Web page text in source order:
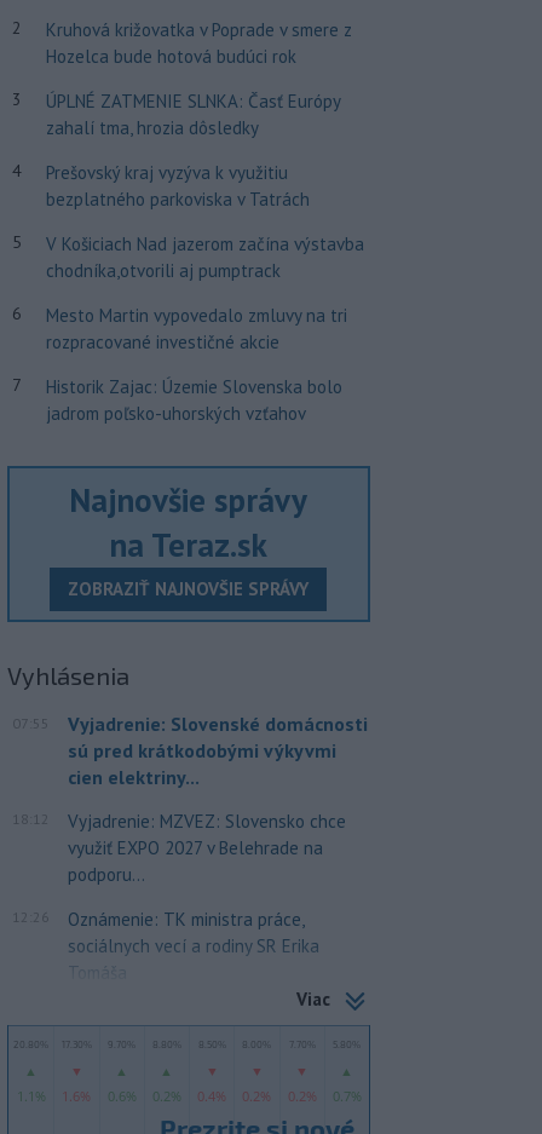
2
Kruhová križovatka v Poprade v smere z
Hozelca bude hotová budúci rok
3
ÚPLNÉ ZATMENIE SLNKA: Časť Európy
zahalí tma, hrozia dôsledky
4
Prešovský kraj vyzýva k využitiu
bezplatného parkoviska v Tatrách
5
V Košiciach Nad jazerom začína výstavba
chodníka,otvorili aj pumptrack
6
Mesto Martin vypovedalo zmluvy na tri
rozpracované investičné akcie
7
Historik Zajac: Územie Slovenska bolo
jadrom poľsko-uhorských vzťahov
Najnovšie správy
na Teraz.sk
ZOBRAZIŤ NAJNOVŠIE SPRÁVY
Vyhlásenia
07:55
Vyjadrenie: Slovenské domácnosti
sú pred krátkodobými výkyvmi
cien elektriny...
18:12
Vyjadrenie: MZVEZ: Slovensko chce
využiť EXPO 2027 v Belehrade na
podporu...
12:26
Oznámenie: TK ministra práce,
sociálnych vecí a rodiny SR Erika
Tomáša
Viac